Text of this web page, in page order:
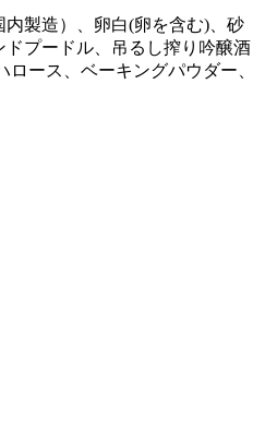
内製造）、卵白(卵を含む)、砂
プードル、吊るし搾り吟醸酒
ロース、ベーキングパウダー、